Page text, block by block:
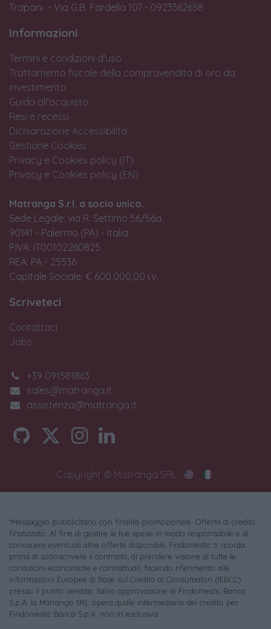
Trapani - Via G.B. Fardella 107 - 0923362658
Informazioni
Termini e condizioni d'uso
Trattamento fiscale della compravendita di oro da
investimento
Guida all'acquisto
Resi e recessi
Dichiarazione Accessibilità
Gestione Cookies
Privacy e Cookies policy (IT)
Privacy e Cookies policy (EN)
Matranga S.r.l. a socio unico.
Sede Legale: via R. Settimo 56/56a,
90141 - Palermo (PA) - Italia
P.IVA: IT00102260825
REA: PA - 25536
Capitale Sociale: € 600.000,00 i.v.
Scriveteci
Contattaci
Jobs
+39 091581863
sales@matranga.it
assistenza@matranga.it
Copyright © Matranga SRL
*Messaggio pubblicitario con finalità promozionale. Offerta di credito
finalizzato. Al fine di gestire le tue spese in modo responsabile e di
conoscere eventuali altre offerte disponibili, Findomestic ti ricorda,
prima di sottoscrivere il contratto, di prendere visione di tutte le
condizioni economiche e contrattuali, facendo riferimento alle
Informazioni Europee di Base sul Credito ai Consumatori (IEBCC)
presso il punto vendita. Salvo approvazione di Findomestic Banca
S.p.A. la Matranga SRL opera quale intermediario del credito per
Findomestic Banca S.p.A. non in esclusiva.